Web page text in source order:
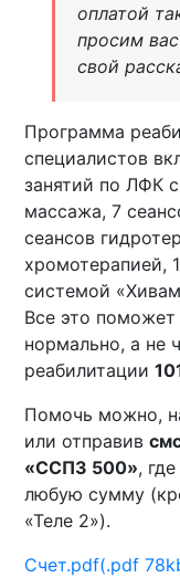
оплатой
просим
свой
Программа
специалистов
занятий по ЛФК
массажа, 7
сеансов
хромотерапией,
системой
Все это
нормально, а не
реабилитации
Помочь можно,
или отправив
«ССП3 500»,
любую сумму
«Теле 2»).
Счет.pdf(.pdf